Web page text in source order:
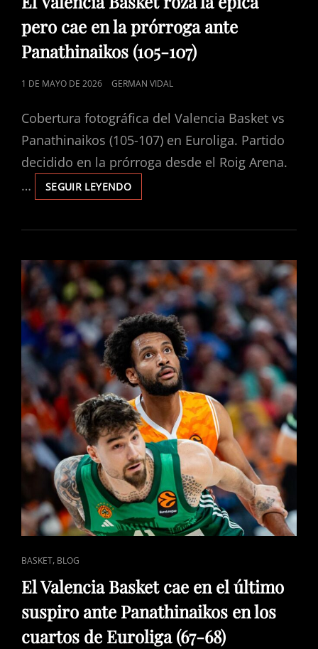
CATEGORÍAS
pero cae en la prórroga ante
Panathinaikos (105-107)
PUBLICADO
1 DE MAYO DE 2026 GERMAN VIDAL
Cobertura fotográfica del Valencia Basket vs
Panathinaikos (105-107) en Euroliga. Partido
decidido en la prórroga desde el Roig Arena.
…
SEGUIR LEYENDOEL
VALENCIA
ROZA
ÉPICA
PERO
CAE
EN
LA
PRÓRROGA
ANTE
PANATHINAIKOS
(105-
107)
ENLACES
DE
CATEGORÍAS
BASKET, BLOG
El Valencia Basket cae en el último
suspiro ante Panathinaikos en los
cuartos de Euroliga (67-68)